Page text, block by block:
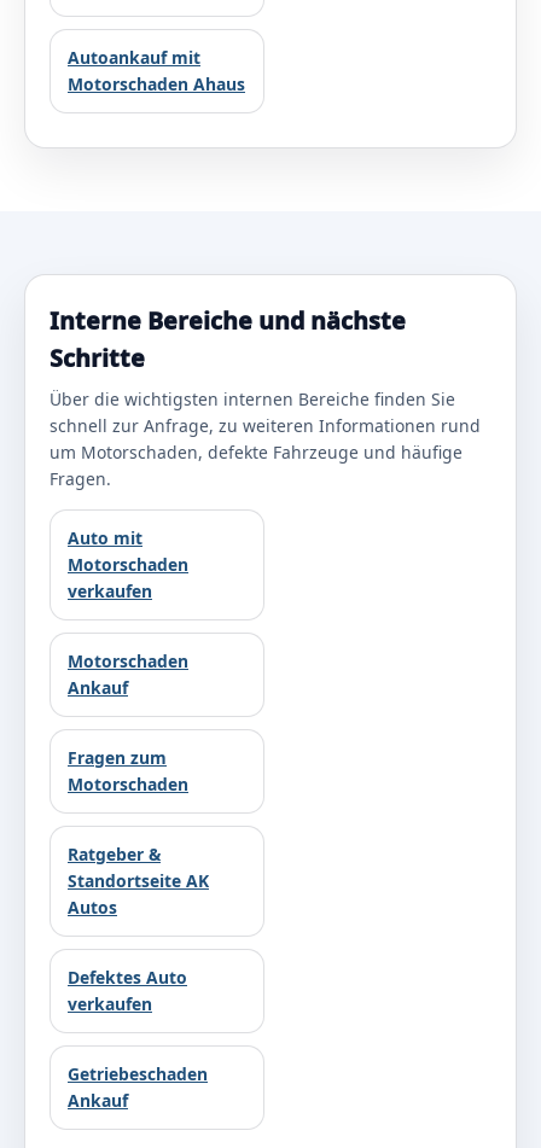
Autoankauf mit
Motorschaden Ahaus
Interne Bereiche und nächste
Schritte
Über die wichtigsten internen Bereiche finden Sie
schnell zur Anfrage, zu weiteren Informationen rund
um Motorschaden, defekte Fahrzeuge und häufige
Fragen.
Auto mit
Motorschaden
verkaufen
Motorschaden
Ankauf
Fragen zum
Motorschaden
Ratgeber &
Standortseite AK
Autos
Defektes Auto
verkaufen
Getriebeschaden
Ankauf